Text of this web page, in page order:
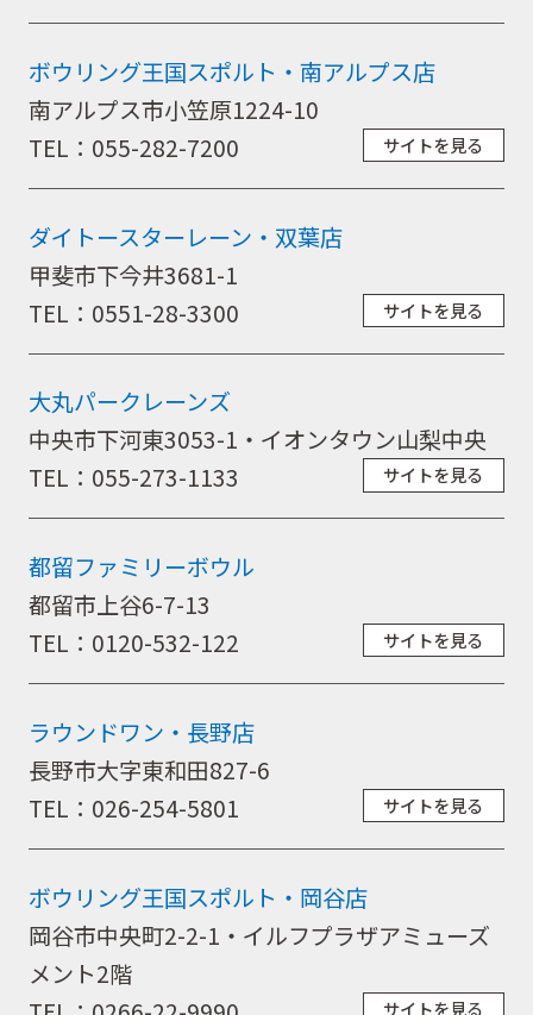
ボウリング王国スポルト・南アルプス店
南アルプス市小笠原1224-10
TEL：055-282-7200
サイトを見る
ダイトースターレーン・双葉店
甲斐市下今井3681-1
TEL：0551-28-3300
サイトを見る
大丸パークレーンズ
中央市下河東3053-1・イオンタウン山梨中央
TEL：055-273-1133
サイトを見る
都留ファミリーボウル
都留市上谷6-7-13
TEL：0120-532-122
サイトを見る
ラウンドワン・長野店
長野市大字東和田827-6
TEL：026-254-5801
サイトを見る
ボウリング王国スポルト・岡谷店
岡谷市中央町2-2-1・イルフプラザアミューズ
メント2階
サイトを見る